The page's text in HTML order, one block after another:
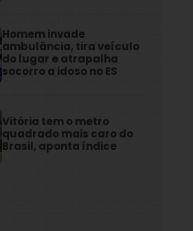
Homem invade
ambulância, tira veículo
do lugar e atrapalha
socorro a idoso no ES
Vitória tem o metro
quadrado mais caro do
Brasil, aponta índice